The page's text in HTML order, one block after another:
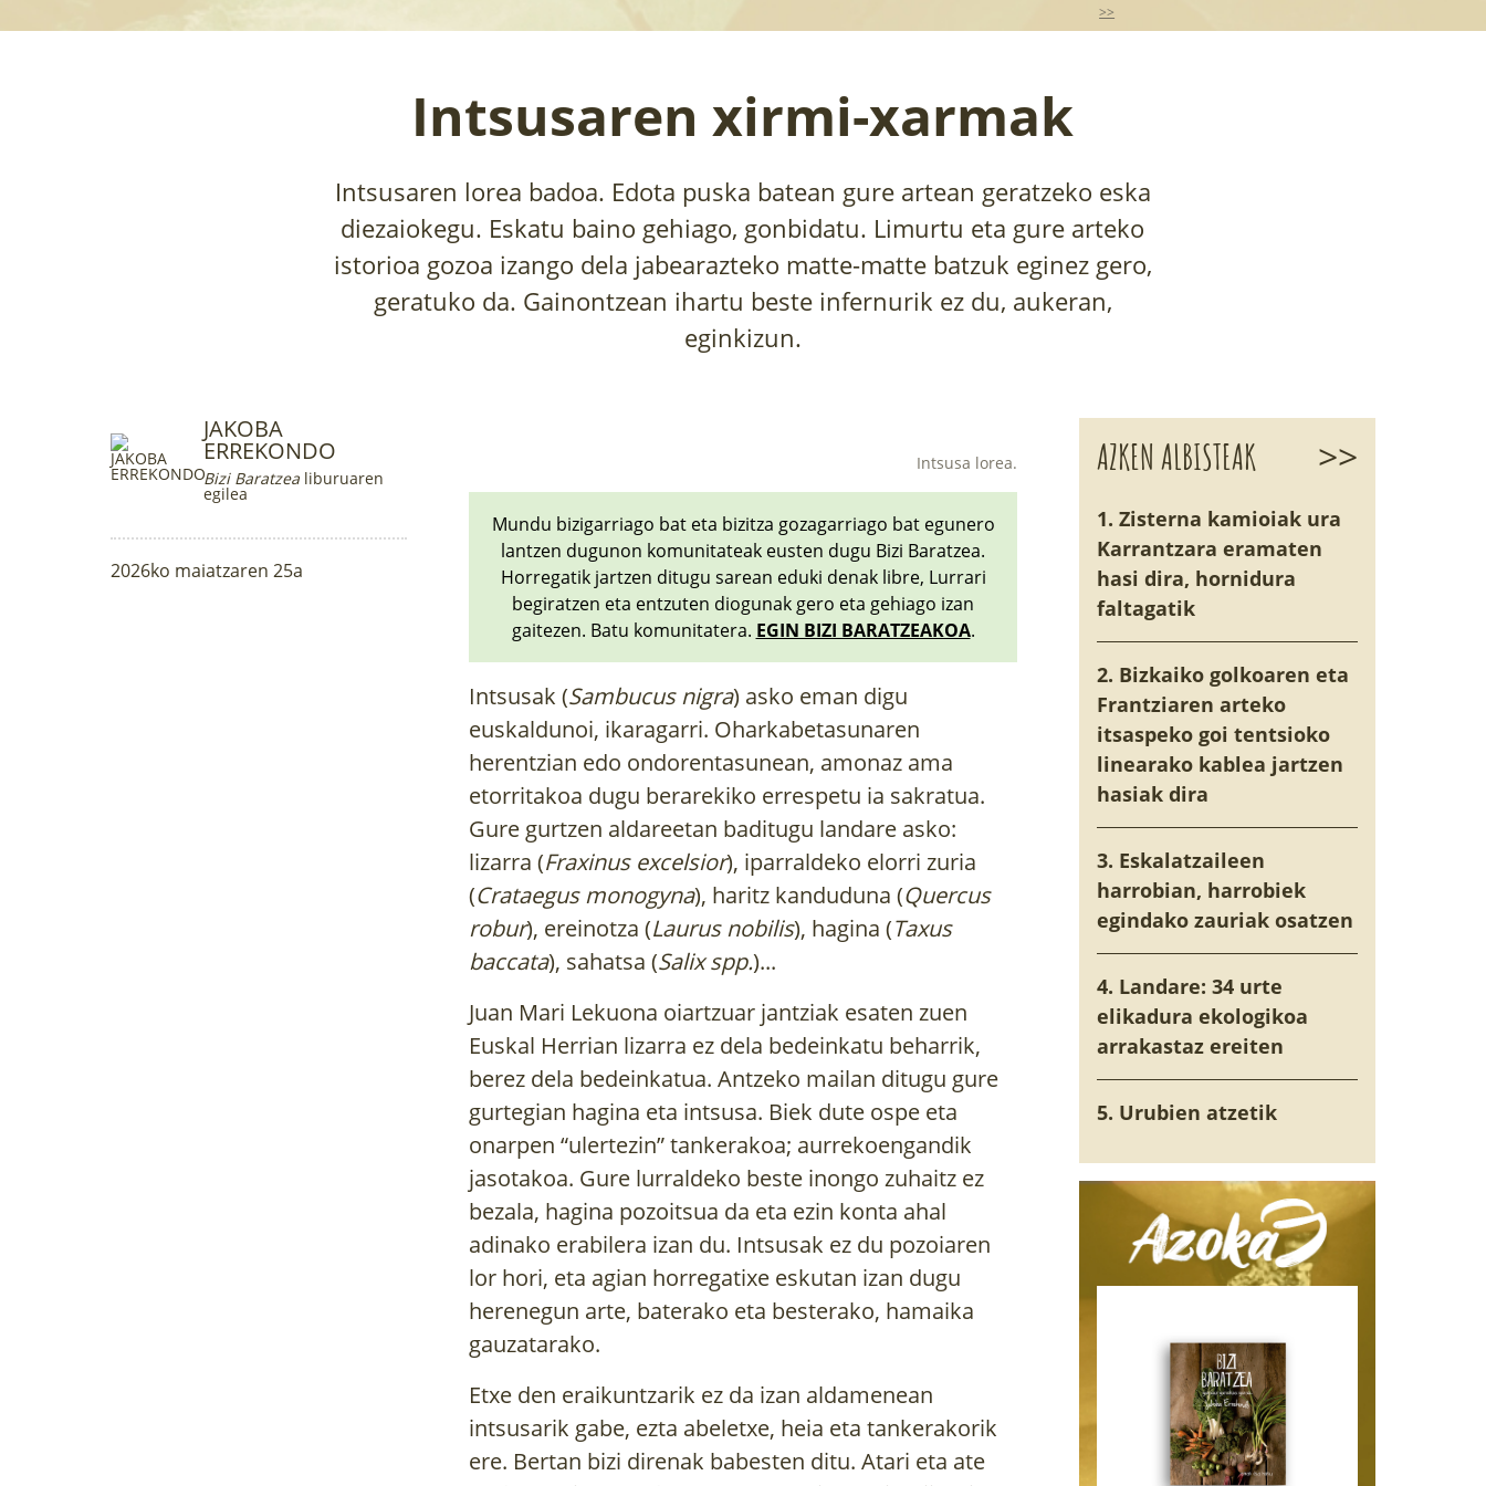
>>
Intsusaren xirmi-xarmak
Intsusaren lorea badoa. Edota puska batean gure artean geratzeko eska
diezaiokegu. Eskatu baino gehiago, gonbidatu. Limurtu eta gure arteko
istorioa gozoa izango dela jabearazteko matte-matte batzuk eginez gero,
geratuko da. Gainontzean ihartu beste infernurik ez du, aukeran,
eginkizun.
JAKOBA
ERREKONDO
Bizi Baratzea liburuaren
egilea
2026ko maiatzaren 25a
Intsusa lorea.
Mundu bizigarriago bat eta bizitza gozagarriago bat egunero
lantzen dugunon komunitateak eusten dugu Bizi Baratzea.
Horregatik jartzen ditugu sarean eduki denak libre, Lurrari
begiratzen eta entzuten diogunak gero eta gehiago izan
gaitezen. Batu komunitatera. EGIN BIZI BARATZEAKOA.
Intsusak (Sambucus nigra) asko eman digu
euskaldunoi, ikaragarri. Oharkabetasunaren
herentzian edo ondorentasunean, amonaz ama
etorritakoa dugu berarekiko errespetu ia sakratua.
Gure gurtzen aldareetan baditugu landare asko:
lizarra (Fraxinus excelsior), iparraldeko elorri zuria
(Crataegus monogyna), haritz kanduduna (Quercus
robur), ereinotza (Laurus nobilis), hagina (Taxus
baccata), sahatsa (Salix spp.)...
Juan Mari Lekuona oiartzuar jantziak esaten zuen
Euskal Herrian lizarra ez dela bedeinkatu beharrik,
berez dela bedeinkatua. Antzeko mailan ditugu gure
gurtegian hagina eta intsusa. Biek dute ospe eta
onarpen “ulertezin” tankerakoa; aurrekoengandik
jasotakoa. Gure lurraldeko beste inongo zuhaitz ez
bezala, hagina pozoitsua da eta ezin konta ahal
adinako erabilera izan du. Intsusak ez du pozoiaren
lor hori, eta agian horregatixe eskutan izan dugu
herenegun arte, baterako eta besterako, hamaika
gauzatarako.
Etxe den eraikuntzarik ez da izan aldamenean
intsusarik gabe, ezta abeletxe, heia eta tankerakorik
ere. Bertan bizi direnak babesten ditu. Atari eta ate
AZKEN ALBISTEAK >>
1. Zisterna kamioiak ura
Karrantzara eramaten
hasi dira, hornidura
faltagatik
2. Bizkaiko golkoaren eta
Frantziaren arteko
itsaspeko goi tentsioko
linearako kablea jartzen
hasiak dira
3. Eskalatzaileen
harrobian, harrobiek
egindako zauriak osatzen
4. Landare: 34 urte
elikadura ekologikoa
arrakastaz ereiten
5. Urubien atzetik